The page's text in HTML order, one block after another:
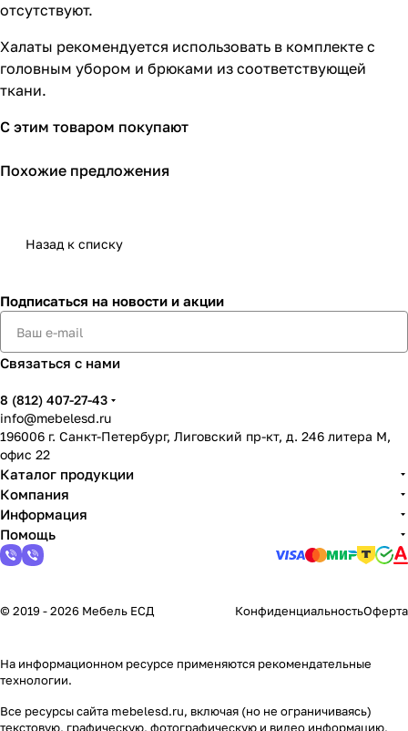
отсутствуют.
Халаты рекомендуется использовать в комплекте с
головным убором и брюками из соответствующей
ткани.
С этим товаром покупают
Похожие предложения
Назад к списку
Подписаться на новости и акции
Связаться с нами
8 (812) 407-27-43
info@mebelesd.ru
196006 г. Санкт-Петербург, Лиговский пр-кт, д. 246 литера М,
офис 22
Каталог продукции
Компания
Информация
Помощь
© 2019 - 2026 Мебель ЕСД КонфиденциальностьОферта
На информационном ресурсе применяются рекомендательные
технологии.
Все ресурсы сайта mebelesd.ru, включая (но не ограничиваясь)
текстовую, графическую, фотографическую и видео информацию,